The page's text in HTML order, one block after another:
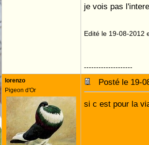
je vois pas
Edité le 19-08-2012
--------------------
lorenzo
Pigeon d'Or
Posté le 19-
si c est pour la